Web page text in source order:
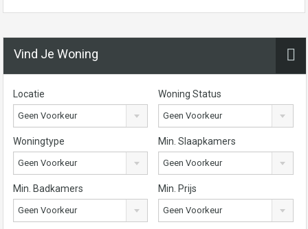
Vind Je Woning
Locatie
Geen Voorkeur
Woning Status
Geen Voorkeur
Woningtype
Geen Voorkeur
Min. Slaapkamers
Geen Voorkeur
Min. Badkamers
Geen Voorkeur
Min. Prijs
Geen Voorkeur